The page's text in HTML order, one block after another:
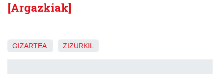
[Argazkiak]
GIZARTEA ZIZURKIL